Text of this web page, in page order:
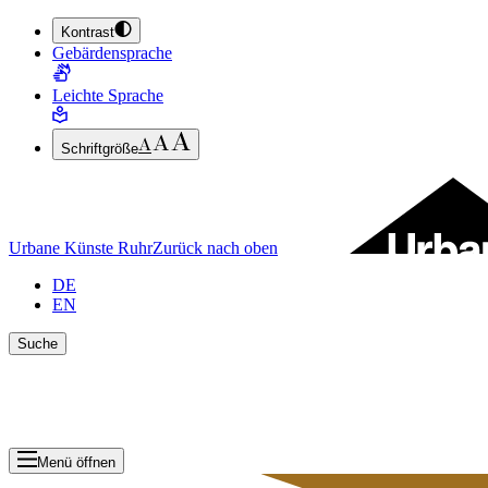
ZUM HAUPTINHALT SPRINGEN (ENTER DRÜCKEN)
ZUM FUSSBEREICH SPRINGEN (ENTER DRÜCKEN)
Kontrast
Gebärdensprache
Leichte Sprache
Schriftgröße
Urbane Künste RuhrZurück nach oben
DE
EN
Suche
Menü öffnen